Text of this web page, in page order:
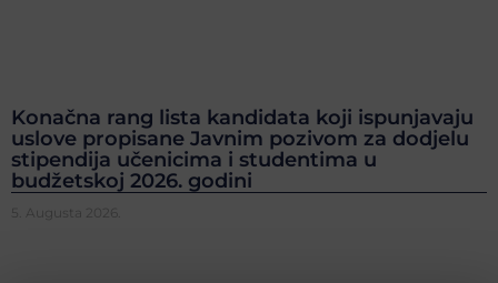
Konačna rang lista kandidata koji ispunjavaju
uslove propisane Javnim pozivom za dodjelu
stipendija učenicima i studentima u
budžetskoj 2026. godini
5. Augusta 2026.